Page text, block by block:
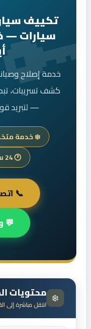
تكييف
سيارات —
خدمة إصلاح
كشف تسريبات،
— لتبريد
❄️ خدمة
🕐 24 ساعة
📞 اتصل
💬
❄️ محتويات
انتقل مباشرة